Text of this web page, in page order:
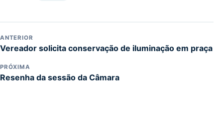
ANTERIOR
Vereador solicita conservação de iluminação em praça
PRÓXIMA
Resenha da sessão da Câmara